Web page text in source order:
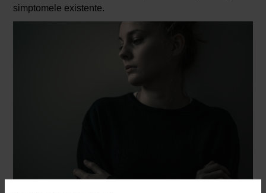
simptomele existente.